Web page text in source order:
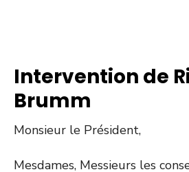
Intervention de
Brumm
Monsieur le Président,
Mesdames, Messieurs les